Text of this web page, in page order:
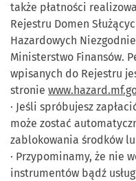
także płatności
Rejestru Domen
Hazardowych
Ministerstwo Finansów.
wpisanych do Rejestru
stronie
· Jeśli spróbujesz
może zostać
zablokowania środków
· Przypominamy, że nie
instrumentów bądź